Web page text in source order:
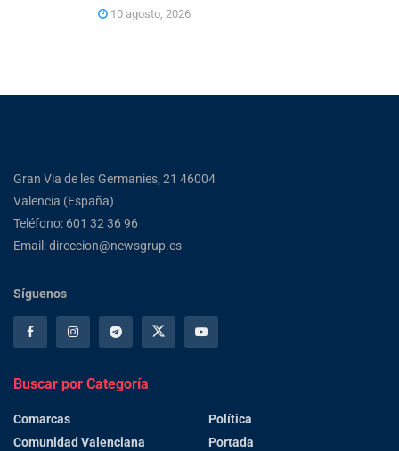
10 agosto, 2026
Gran Via de les Germanies, 21 46004
Valencia (España)
Teléfono: 601 32 36 96
Email: direccion@newsgrup.es
Síguenos
Buscar por Categoría
Comarcas
Comunidad Valenciana
Política
Portada